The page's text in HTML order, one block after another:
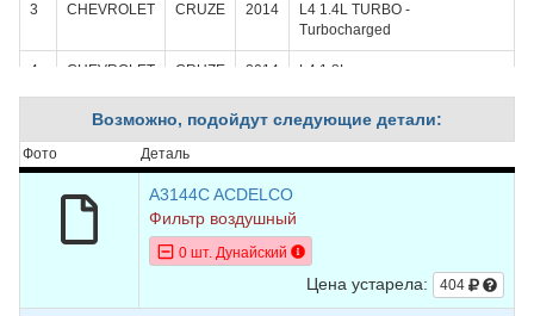
3 CHEVROLET CRUZE 2014
L4 1.4L TURBO -
Turbocharged
4 CHEVROLET CRUZE 2014 L4 1.8L
CHEVROLET
Turbocharged
6 CHEVROLET CRUZE 2013 L4 1.8L
CHEVROLET CRUZE 2012
Turbocharged
Возможно, подойдут следующие детали:
Фото Деталь
A3144C ACDELCO
Фильтр воздушный
0 шт. Дунайский
Цена устарела: 404